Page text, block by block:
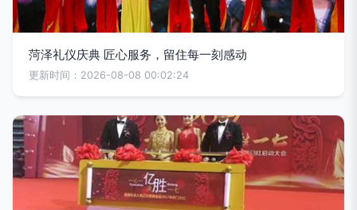
菏泽礼仪庆典 匠心服务，留住每一刻感动
更新时间：2026-08-08 00:02:24